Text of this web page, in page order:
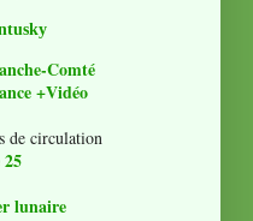
Comté
+Vidéo
de circulation
lunaire